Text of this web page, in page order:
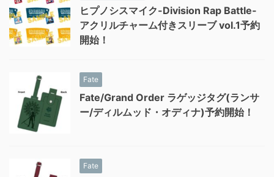
ヒプノシスマイク-Division Rap Battle-
アクリルチャーム付きスリーブ vol.1予約
開始！
Fate
Fate/Grand Order ラゲッジタグ(ランサ
ー/ディルムッド・オディナ)予約開始！
Fate